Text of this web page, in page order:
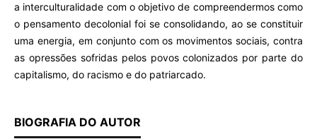
a interculturalidade com o objetivo de compreendermos como
o pensamento decolonial foi se consolidando, ao se constituir
uma energia, em conjunto com os movimentos sociais, contra
as opressões sofridas pelos povos colonizados por parte do
capitalismo, do racismo e do patriarcado.
BIOGRAFIA DO AUTOR